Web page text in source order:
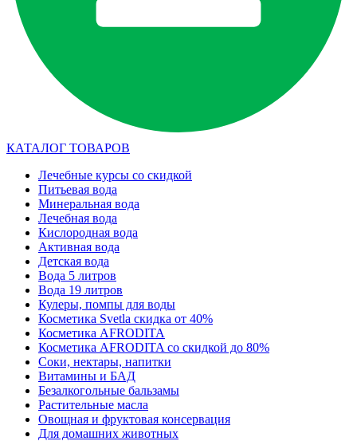
КАТАЛОГ ТОВАРОВ
Лечебные курсы со скидкой
Питьевая вода
Минеральная вода
Лечебная вода
Кислородная вода
Активная вода
Детская вода
Вода 5 литров
Вода 19 литров
Кулеры, помпы для воды
Косметика Svetla скидка от 40%
Косметика AFRODITA
Косметика AFRODITA со скидкой до 80%
Соки, нектары, напитки
Витамины и БАД
Безалкогольные бальзамы
Растительные масла
Овощная и фруктовая консервация
Для домашних животных